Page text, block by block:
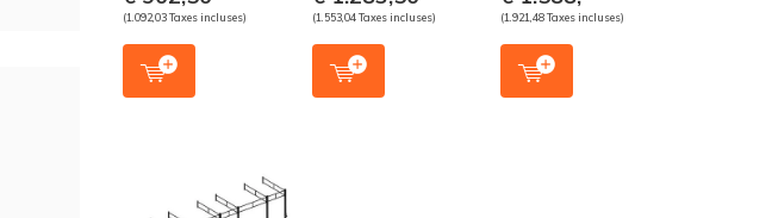
(1.092,03 Taxes incluses) (1.553,04 Taxes incluses) (1.921,48 Taxes incluses)